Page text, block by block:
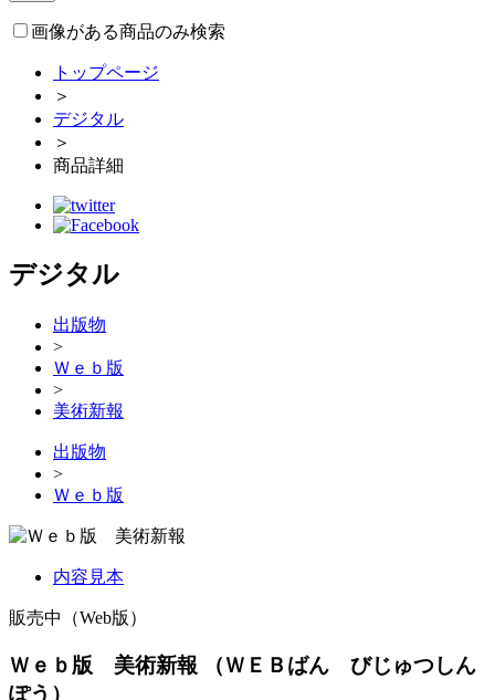
画像がある商品のみ検索
トップページ
＞
デジタル
＞
商品詳細
デジタル
出版物
>
Ｗｅｂ版
>
美術新報
出版物
>
Ｗｅｂ版
内容見本
販売中（Web版）
Ｗｅｂ版 美術新報
（ＷＥＢばん びじゅつしん
ぽう）